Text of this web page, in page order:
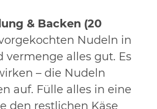
& Backen (20
Nudeln in
vermenge alles gut. Es
– die Nudeln
auf. Fülle alles in eine
den restlichen Käse